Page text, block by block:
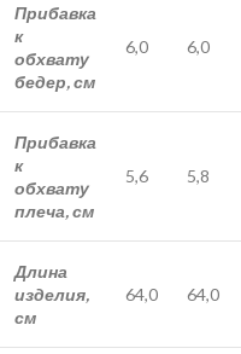
Прибавка
к
обхвату
бедер, см
6,0 6,0
Прибавка
к
обхвату
плеча, см
5,6 5,8
Длина
изделия,
см
64,0 64,0